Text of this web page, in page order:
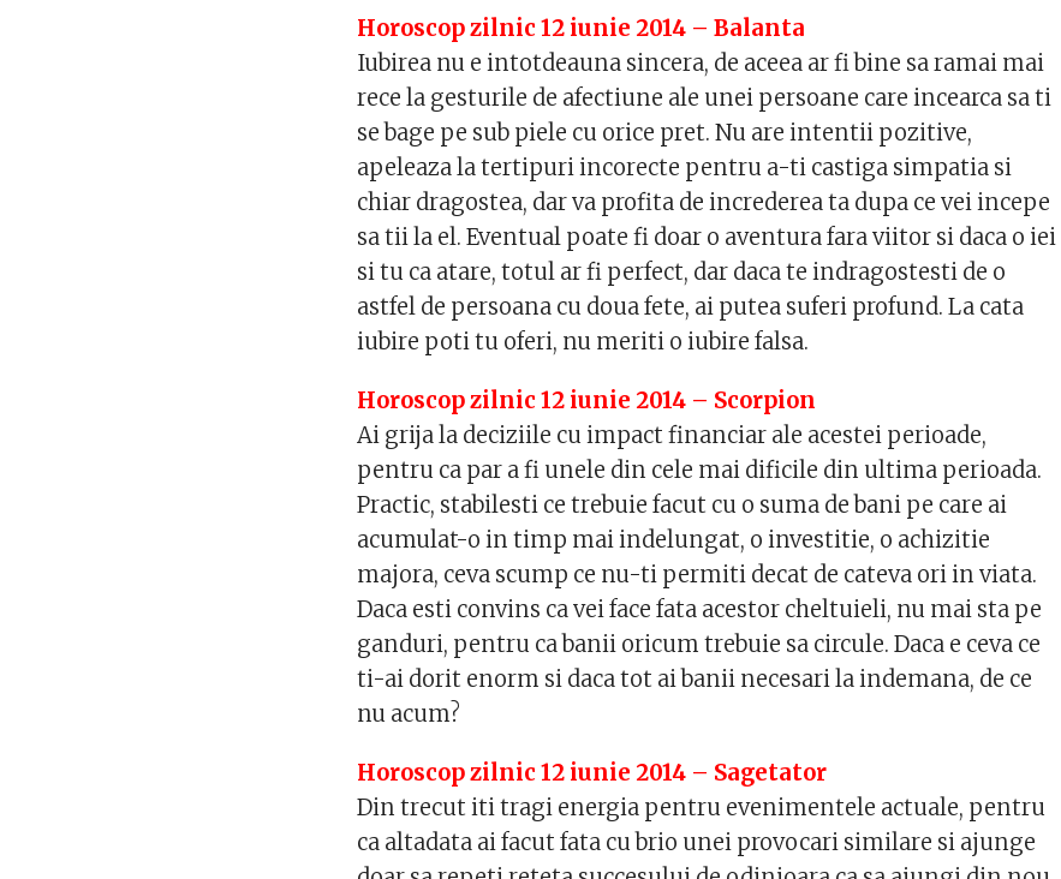
Horoscop zilnic 12 iunie 2014 – Balanta
Iubirea nu e intotdeauna sincera, de aceea ar fi bine sa ramai mai
rece la gesturile de afectiune ale unei persoane care incearca sa ti
se bage pe sub piele cu orice pret. Nu are intentii pozitive,
apeleaza la tertipuri incorecte pentru a-ti castiga simpatia si
chiar dragostea, dar va profita de increderea ta dupa ce vei incepe
sa tii la el. Eventual poate fi doar o aventura fara viitor si daca o iei
si tu ca atare, totul ar fi perfect, dar daca te indragostesti de o
astfel de persoana cu doua fete, ai putea suferi profund. La cata
iubire poti tu oferi, nu meriti o iubire falsa.
Horoscop zilnic 12 iunie 2014 – Scorpion
Ai grija la deciziile cu impact financiar ale acestei perioade,
pentru ca par a fi unele din cele mai dificile din ultima perioada.
Practic, stabilesti ce trebuie facut cu o suma de bani pe care ai
acumulat-o in timp mai indelungat, o investitie, o achizitie
majora, ceva scump ce nu-ti permiti decat de cateva ori in viata.
Daca esti convins ca vei face fata acestor cheltuieli, nu mai sta pe
ganduri, pentru ca banii oricum trebuie sa circule. Daca e ceva ce
ti-ai dorit enorm si daca tot ai banii necesari la indemana, de ce
nu acum?
Horoscop zilnic 12 iunie 2014 – Sagetator
Din trecut iti tragi energia pentru evenimentele actuale, pentru
ca altadata ai facut fata cu brio unei provocari similare si ajunge